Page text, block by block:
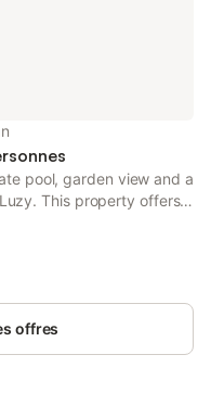
les chambres
pool, garden view and a
This property offers
and free WiFi.
offres